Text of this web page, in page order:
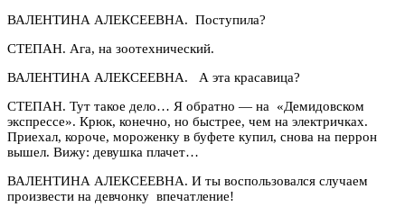
ВАЛЕНТИНА АЛЕКСЕЕВНА. Поступила?
СТЕПАН. Ага, на зоотехнический.
ВАЛЕНТИНА АЛЕКСЕЕВНА. А эта красавица?
СТЕПАН. Тут такое дело… Я обратно — на «Демидовском
экспрессе». Крюк, конечно, но быстрее, чем на электричках.
Приехал, короче, мороженку в буфете купил, снова на перрон
вышел. Вижу: девушка плачет…
ВАЛЕНТИНА АЛЕКСЕЕВНА. И ты воспользовался случаем
произвести на девчонку впечатление!